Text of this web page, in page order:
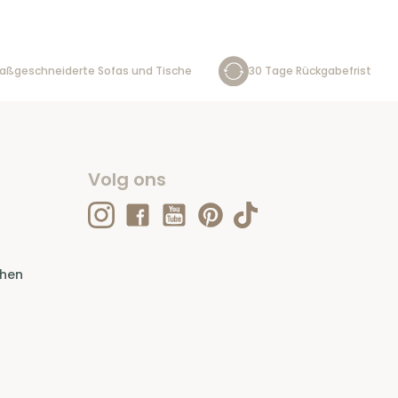
Sofas und Tische 30 Tage Rückgabefrist
Volg ons